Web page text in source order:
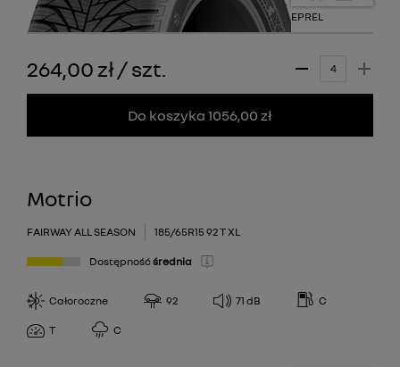
EPREL
264,00 zł/szt.
Do koszyka 1056,00 zł
Motrio
FAIRWAY ALL SEASON 185/65R15 92 T XL
Dostępność średnia
Całoroczne 92 71 dB C
T C